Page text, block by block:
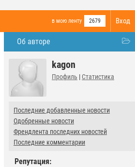
Вход
в мою ленту 2679
Об авторе
kagon
Профиль | Статистика
Последние добавленные новости
Одобренные новости
Френдлента последних новостей
Последние комментарии
Репутация: